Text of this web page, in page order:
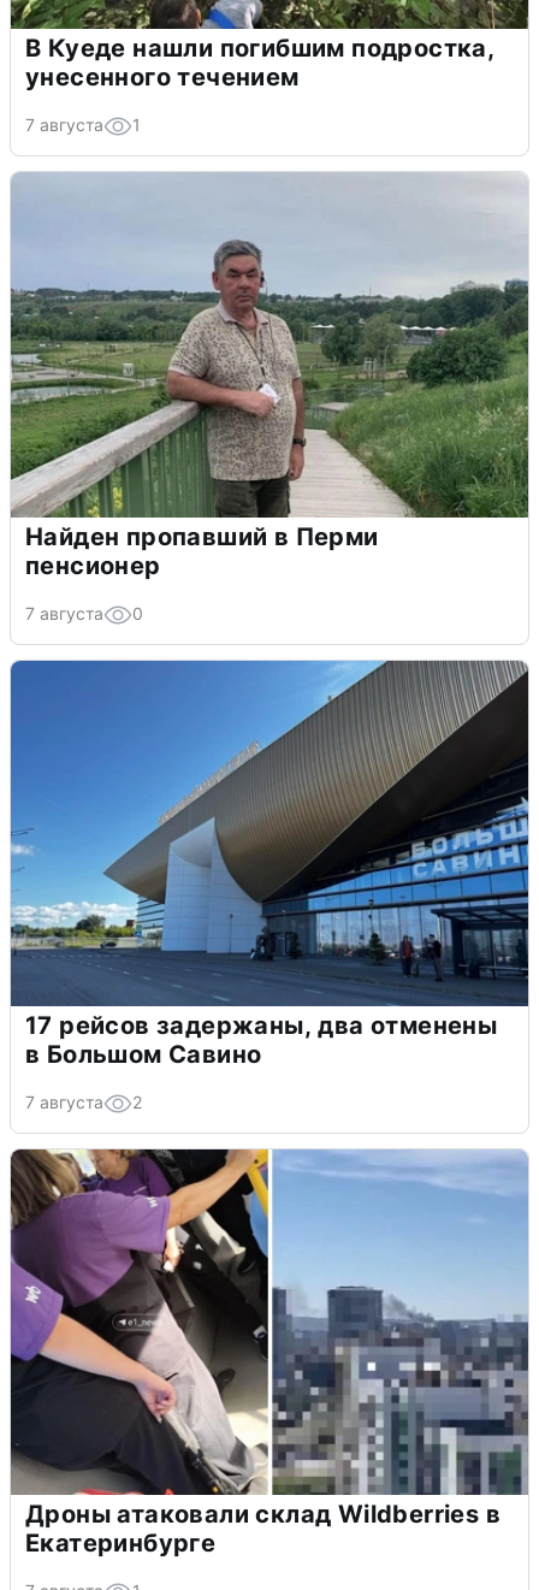
В Куеде нашли погибшим подростка,
унесенного течением
7 августа 1
Найден пропавший в Перми
пенсионер
7 августа 0
17 рейсов задержаны, два отменены
в Большом Савино
7 августа 2
Дроны атаковали склад Wildberries в
Екатеринбурге